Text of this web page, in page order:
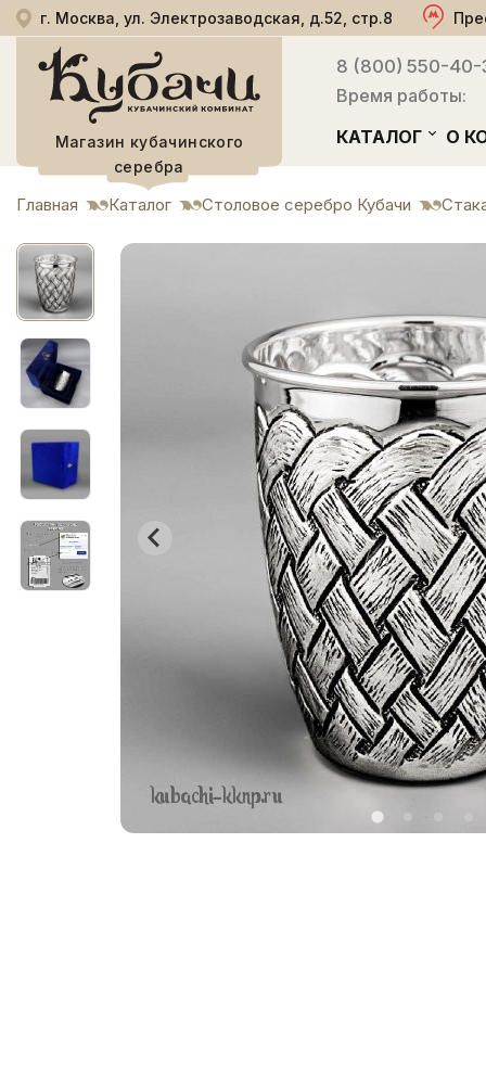
г. Москва, ул. Электрозаводская, д.52, стр.8
Магазин кубачинского
серебра
8 (800) 550-40-
Время работы:
КАТАЛОГ О
Главная Каталог Столовое серебро Кубачи